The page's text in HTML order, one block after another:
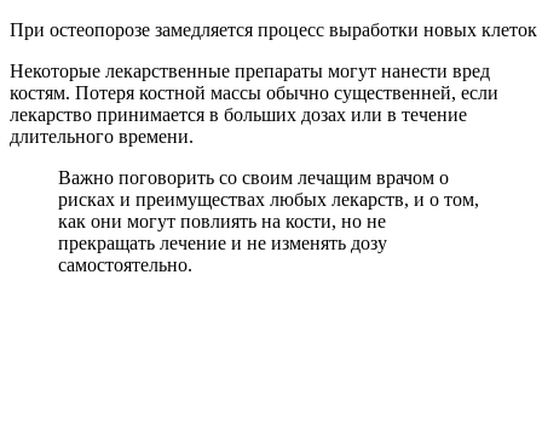
При остеопорозе замедляется процесс выработки новых клеток
Некоторые лекарственные препараты могут нанести вред
костям. Потеря костной массы обычно существенней, если
лекарство принимается в больших дозах или в течение
длительного времени.
Важно поговорить со своим лечащим врачом о
рисках и преимуществах любых лекарств, и о том,
как они могут повлиять на кости, но не
прекращать лечение и не изменять дозу
самостоятельно.